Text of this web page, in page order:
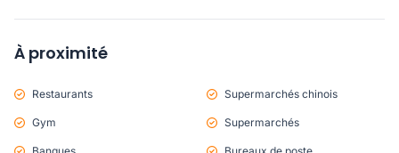
À proximité
Restaurants Supermarchés chinois
Gym Supermarchés